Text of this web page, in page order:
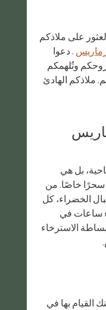
على ملاذكم
. دعوا
وتُلهمكم
ملاذكم الهادئ
بل هي
سحرًا خاصًا. من
الخضراء، كل
ساعات في
الاسترخاء
القيام بها في